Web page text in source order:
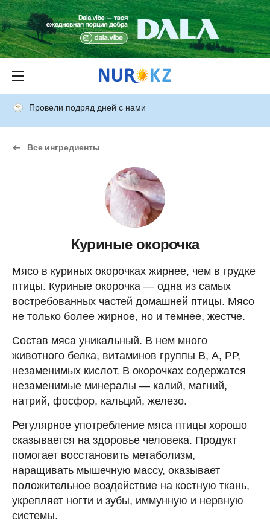
Провели подряд дней с нами
Все ингредиенты
Куриные окорочка
Мясо в куриных окорочках жирнее, чем в грудке
птицы. Куриные окорочка — одна из самых
востребованных частей домашней птицы. Мясо
не только более жирное, но и темнее, жестче.
Состав мяса уникальный. В нем много
животного белка, витаминов группы В, А, РР,
незаменимых кислот. В окорочках содержатся
незаменимые минералы — калий, магний,
натрий, фосфор, кальций, железо.
Регулярное употребление мяса птицы хорошо
сказывается на здоровье человека. Продукт
помогает восстановить метаболизм,
наращивать мышечную массу, оказывает
положительное воздействие на костную ткань,
укрепляет ногти и зубы, иммунную и нервную
системы.